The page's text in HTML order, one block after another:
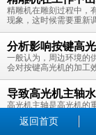
精雕机在雕刻过程中，
现象，这时候需要重新
分析影响按键高
一般认为，周边环境的
会对按键高光机的加工
导致高光机主轴
高光机主轴是高光机的
机的主轴水冷循环有时
返回首页